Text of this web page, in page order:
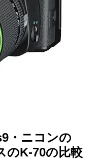
・ニコンの
のK-70の比較